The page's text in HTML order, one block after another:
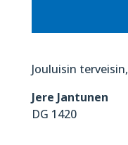
Jouluisin terveisin,
Jere Jantunen
DG 1420